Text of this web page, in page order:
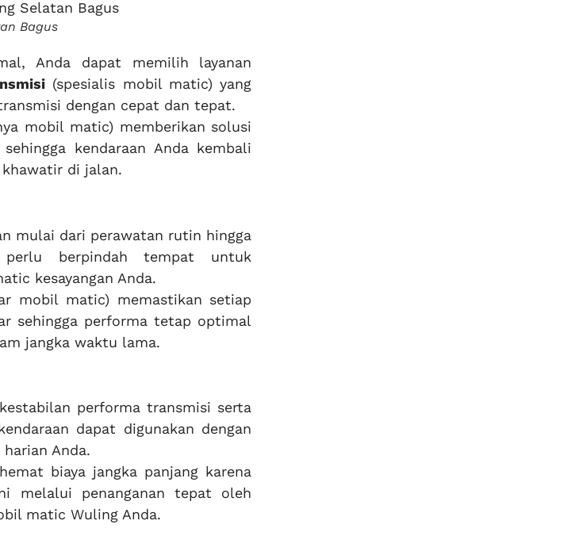
Bagus
Anda dapat memilih layanan
(spesialis mobil matic) yang
dengan cepat dan tepat.
mobil matic) memberikan solusi
kendaraan Anda kembali
di jalan.
mulai dari perawatan rutin hingga
perlu berpindah tempat untuk
kesayangan Anda.
mobil matic) memastikan setiap
sehingga performa tetap optimal
jangka waktu lama.
performa transmisi serta
dapat digunakan dengan
Anda.
biaya jangka panjang karena
melalui penanganan tepat oleh
matic Wuling Anda.